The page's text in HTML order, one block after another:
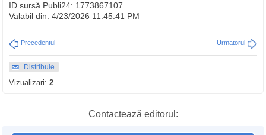
ID sursă Publi24: 1773867107
Valabil din: 4/23/2026 11:45:41 PM
Precedentul Urmatorul
Distribuie
Vizualizari: 2
Contactează editorul: